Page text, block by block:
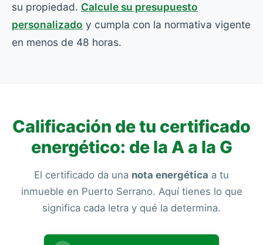
su propiedad. Calcule su presupuesto
personalizado y cumpla con la normativa vigente
en menos de 48 horas.
Calificación de tu certificado
energético: de la A a la G
El certificado da una nota energética a tu
inmueble en Puerto Serrano. Aquí tienes lo que
significa cada letra y qué la determina.